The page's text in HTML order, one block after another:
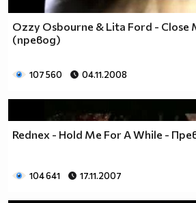
Ozzy Osbourne & Lita Ford - Close
(превод)
107 560 04.11.2008
Rednex - Hold Me For A While -
104 641 17.11.2007